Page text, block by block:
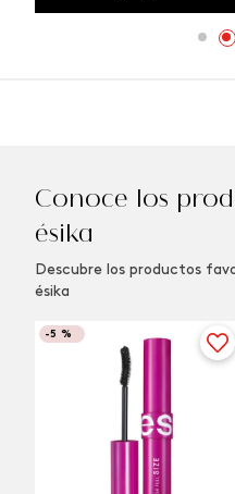
Conoce los
ésika
Descubre los productos
ésika
-5 %